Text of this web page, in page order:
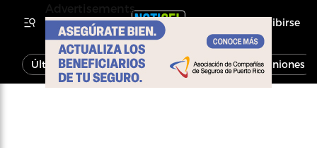
Inscribirse
Última Hora Noticias Economía Opiniones
Advertisements